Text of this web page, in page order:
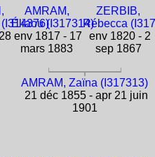
AMRAM,
Éliaou (I317314)
env 1817 - 17
mars 1883
ZERBIB,
Rébecca
env 1820 - 2
sep 1867
AMRAM, Zaïna (I317313)
21 déc 1855 - apr 21 juin
1901